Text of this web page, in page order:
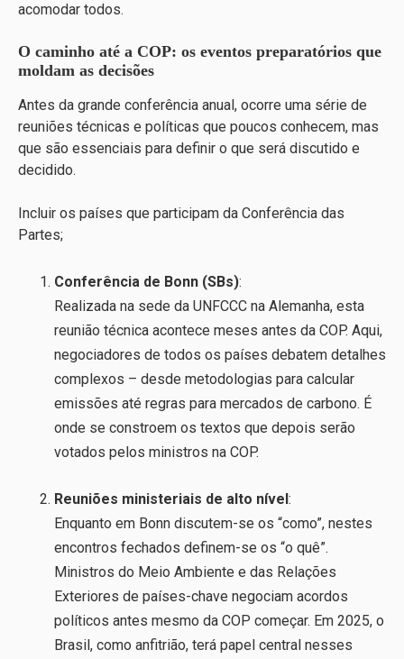
acomodar todos.
O caminho até a COP: os eventos preparatórios que
moldam as decisões
Antes da grande conferência anual, ocorre uma série de
reuniões técnicas e políticas que poucos conhecem, mas
que são essenciais para definir o que será discutido e
decidido.
Incluir os países que participam da Conferência das
Partes;
Conferência de Bonn (SBs):
Realizada na sede da UNFCCC na Alemanha, esta
reunião técnica acontece meses antes da COP. Aqui,
negociadores de todos os países debatem detalhes
complexos – desde metodologias para calcular
emissões até regras para mercados de carbono. É
onde se constroem os textos que depois serão
votados pelos ministros na COP.
Reuniões ministeriais de alto nível :
Enquanto em Bonn discutem-se os “como”, nestes
encontros fechados definem-se os “o quê”.
Ministros do Meio Ambiente e das Relações
Exteriores de países-chave negociam acordos
políticos antes mesmo da COP começar. Em 2025, o
Brasil, como anfitrião, terá papel central nesses